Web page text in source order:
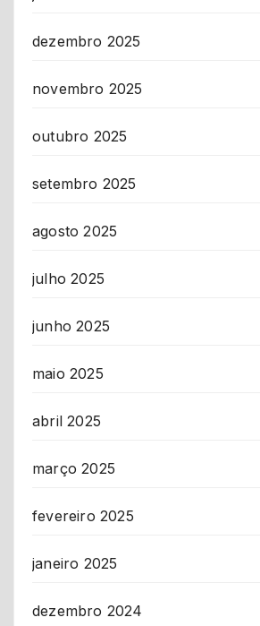
dezembro 2025
novembro 2025
outubro 2025
setembro 2025
agosto 2025
julho 2025
junho 2025
maio 2025
abril 2025
março 2025
fevereiro 2025
janeiro 2025
dezembro 2024